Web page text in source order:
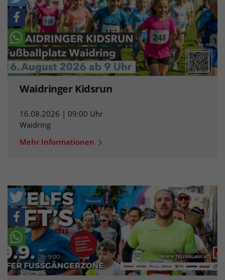
Waidringer Kidsrun
16.08.2026 | 09:00 Uhr
Waidring
Mehr Informationen